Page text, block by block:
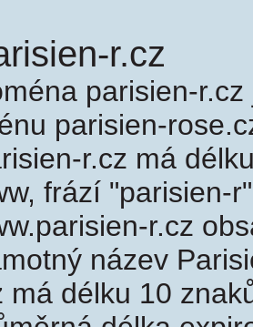
r.cz
parisien-
parisien-
r.cz má
frází "parisien-
r.cz
název
má délku 10